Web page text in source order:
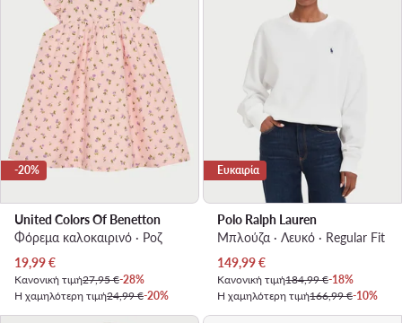
-20%
United Colors Of Benetton
Φόρεμα καλοκαιρινό · Ροζ
Τρέχουσα τιμή
19,99€
Κανονική τιμή27,95 €-28%
Η χαμηλότερη τιμή24,99 €-20%
Ευκαιρία
Polo Ralph Lauren
Μπλούζα · Λευκό · Regular Fit
Τρέχουσα τιμή
149,99€
Κανονική τιμή184,99 €-18%
Η χαμηλότερη τιμή166,99 €-10%